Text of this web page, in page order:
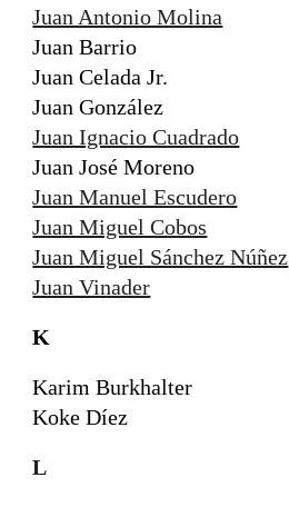
Juan Antonio Molina
Juan Barrio
Juan Celada Jr.
Juan González
Juan Ignacio Cuadrado
Juan José Moreno
Juan Manuel Escudero
Juan Miguel Cobos
Juan Miguel Sánchez Núñez
Juan Vinader
K
Karim Burkhalter
Koke Díez
L